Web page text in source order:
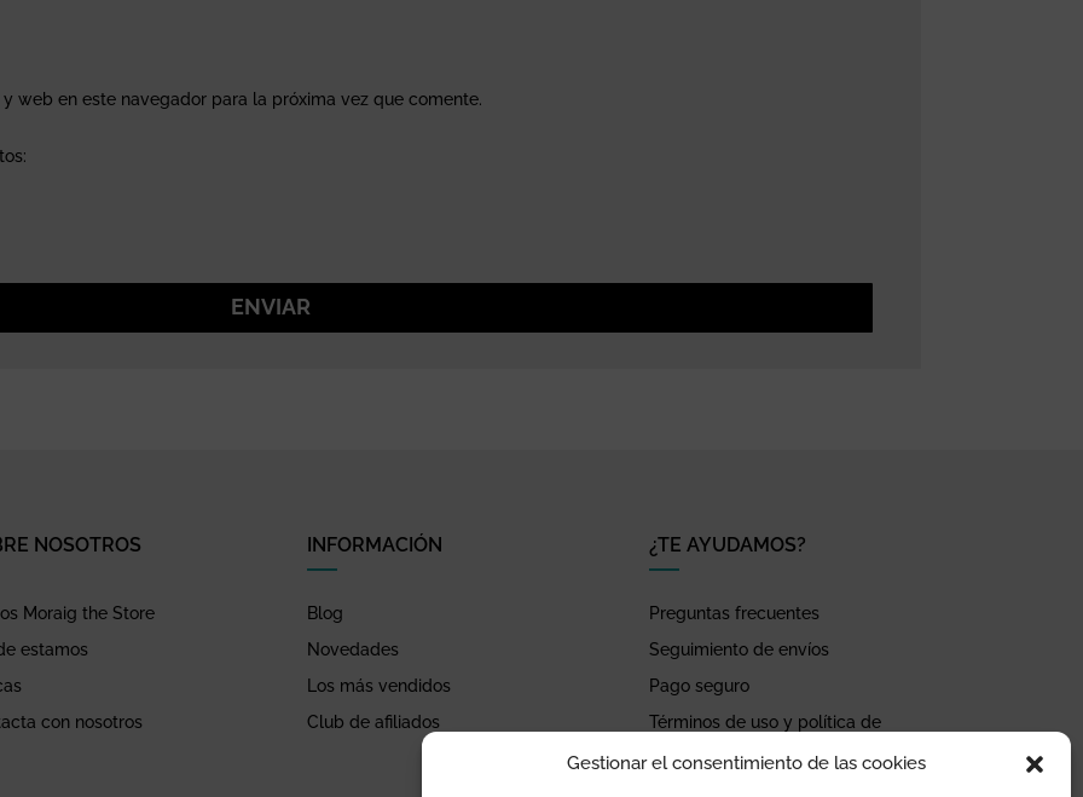
Gestionar el consentimiento de las cookies
web en este navegador para la próxima vez que comente.
ENVIAR
NOSOTROS
Moraig the Store
estamos
con nosotros
INFORMACIÓN
Blog
Novedades
Los más vendidos
Club de afiliados
¿TE AYUDAMOS?
Preguntas frecuentes
Seguimiento de envíos
Pago seguro
Términos de uso y política de
Devoluciones y garantía